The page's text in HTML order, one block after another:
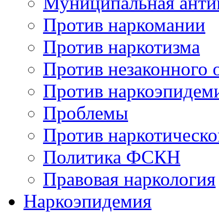
Против наркомании
Против наркотизма
Против незаконного
Против
Проблемы
Против
Политика ФСКН
Правовая наркология
Наркоэпидемия